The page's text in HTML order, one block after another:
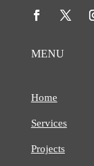
MENU
Home
Services
Projects